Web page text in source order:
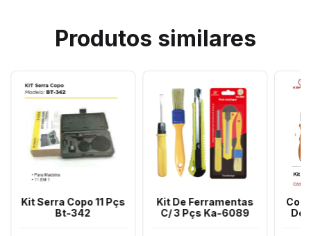
Produtos similares
Kit Serra Copo 11 Pçs
Bt-342
Kit De Ferramentas
C/ 3 Pçs Ka-6089
De